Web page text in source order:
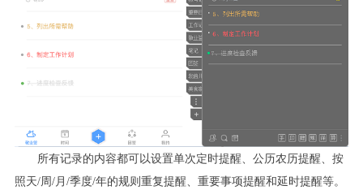
所有记录的内容都可以设置单次定时提醒、公历农历提醒、按
照天/周/月/季度/年的规则重复提醒、重要事项提醒和延时提醒等。